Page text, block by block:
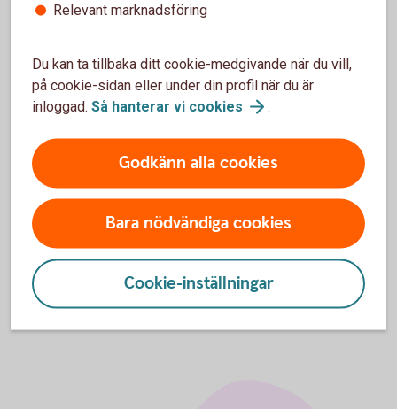
Under ”övrigt nödvändigt” samlas utgifter för till exempel
mera.
”Kvar till”
Posten ”kvar till” ska räcka till mycket: bil, buffertsparande,
glasögon, grupplivförsäkringar, gäster, hobbyer,
nyanskaffningar till hemmet, nöjen, pensionssparande,
presenter, reparationer och förbättringar, semester,
studielån, veckopeng och så vidare.
Relevant marknadsföring
Du kan ta tillbaka ditt cookie-medgivande när du vill,
på cookie-sidan eller under din profil när du är
inloggad. Så hanterar vi cookies .
Godkänn alla cookies
Bara nödvändiga cookies
Cookie-inställningar